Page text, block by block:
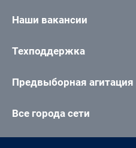
Наши вакансии
Техподдержка
Предвыборная агитация
Все города сети